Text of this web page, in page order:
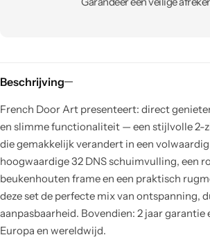
Beschrijving
French Door Art presenteert: direct
en slimme functionaliteit — een stijlvolle 2-
die gemakkelijk verandert in een
hoogwaardige 32 DNS schuimvulling, een
beukenhouten frame en een praktisch
deze set de perfecte mix van ontspanning,
aanpasbaarheid. Bovendien: 2 jaar garantie
Europa en wereldwijd.